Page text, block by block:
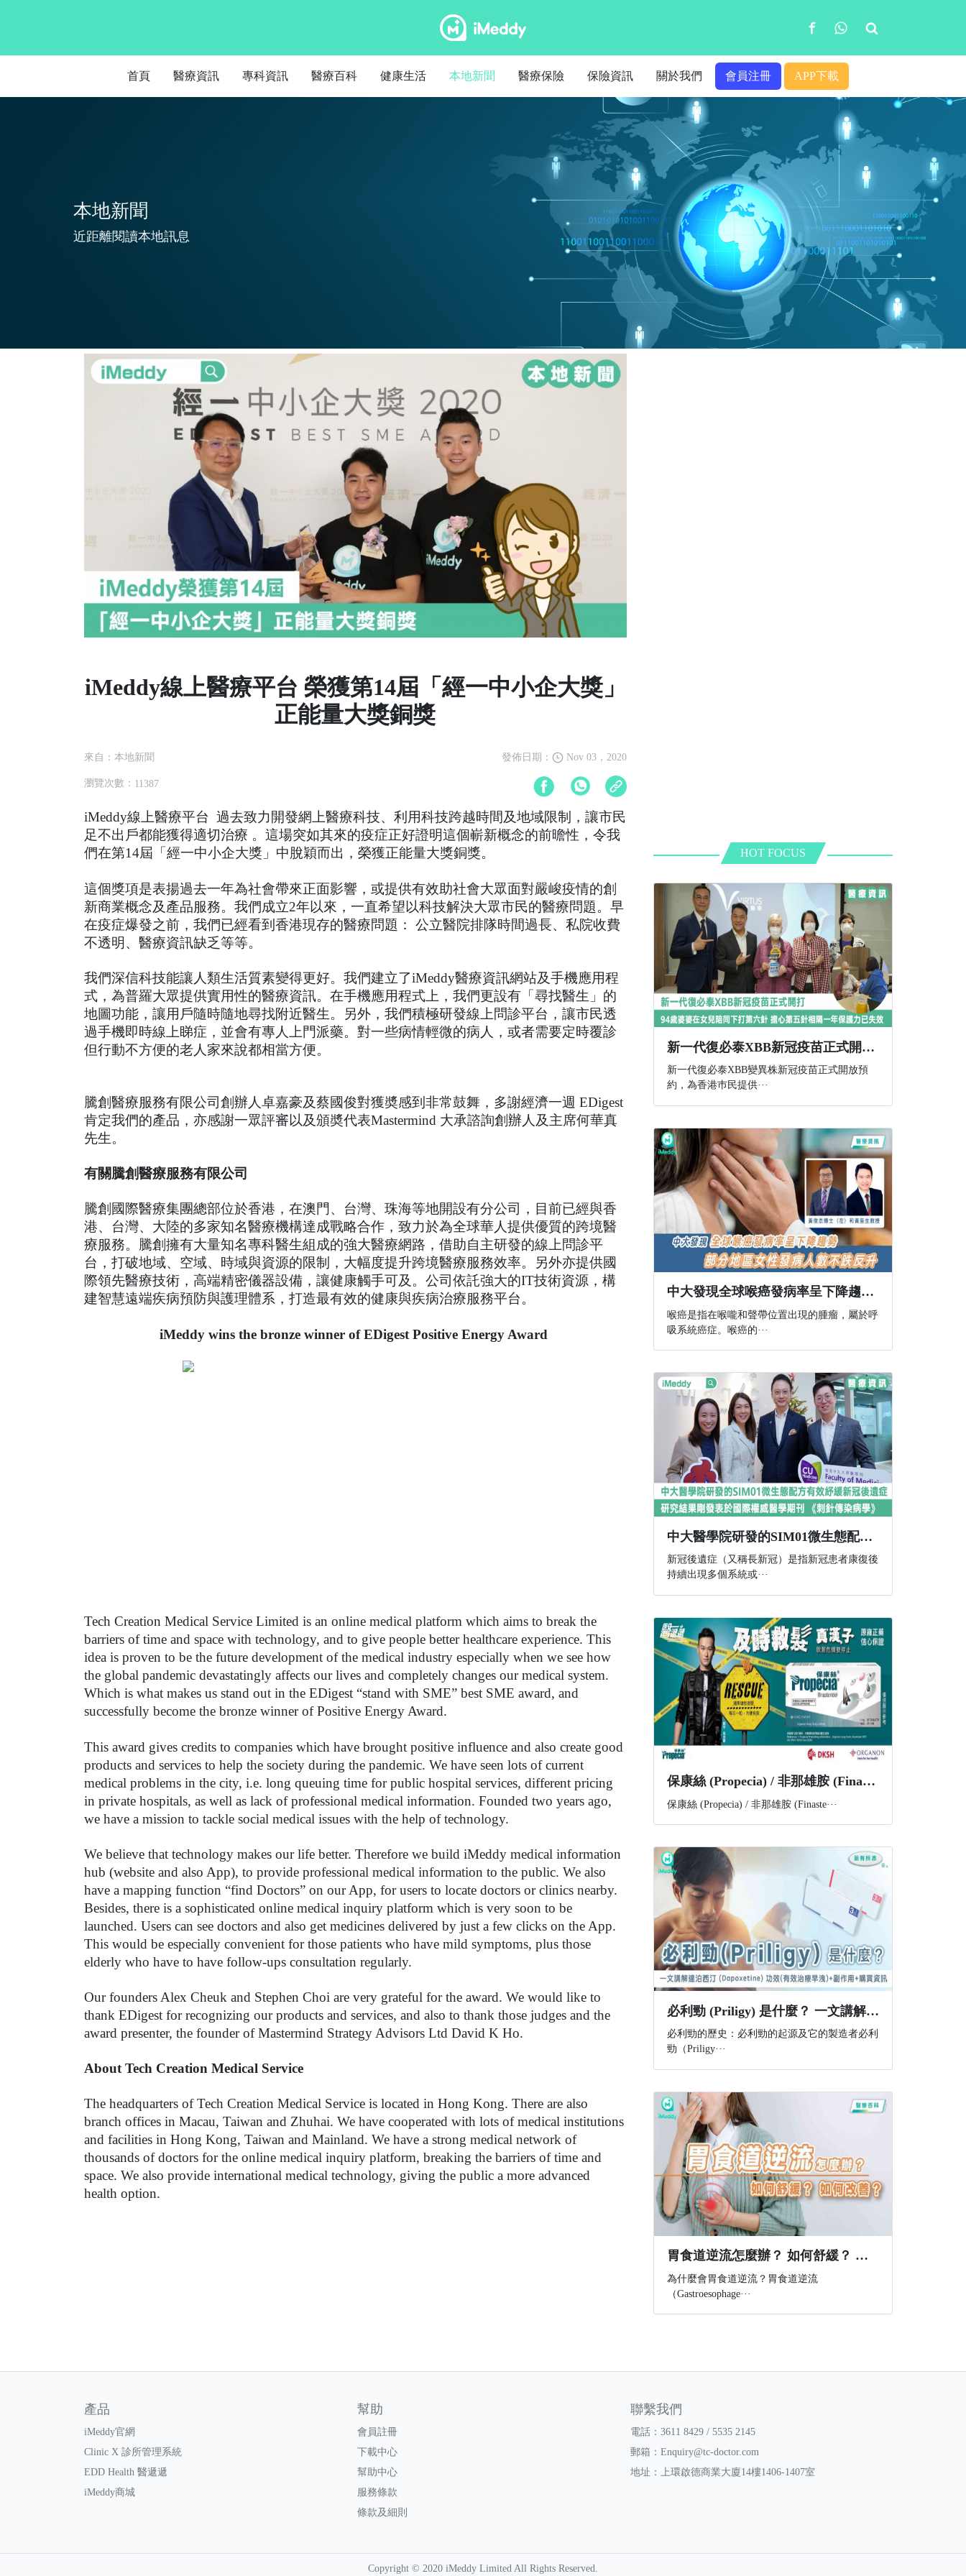
首頁 醫療資訊 專科資訊 醫療百科 健康生活 本地新聞 醫療保險 保險資訊 關於我們 會員注冊 APP下載
本地新聞
近距離閱讀本地訊息
iMeddy線上醫療平台 榮獲第14屆「經一中小企大獎」
正能量大獎銅獎
來自：本地新聞 發佈日期： Nov 03，2020
瀏覽次數： 11387
iMeddy線上醫療平台  過去致力開發網上醫療科技、利用科技跨越時間及地域限制，讓市民
足不出戶都能獲得適切治療 。這場突如其來的疫症正好證明這個嶄新概念的前曕性，令我
們在第14屆「經一中小企大獎」中脫穎而出，榮獲正能量大獎銅獎。
這個獎項是表揚過去一年為社會帶來正面影響，或提供有效助社會大眾面對嚴峻疫情的創
新商業概念及產品服務。我們成立2年以來，一直希望以科技解決大眾市民的醫療問題。早
在疫症爆發之前，我們已經看到香港現存的醫療問題： 公立醫院排隊時間過長、私院收費
不透明、醫療資訊缺乏等等。
我們深信科技能讓人類生活質素變得更好。我們建立了iMeddy醫療資訊網站及手機應用程
式，為普羅大眾提供實用性的醫療資訊。在手機應用程式上，我們更設有「尋找醫生」的
地圖功能，讓用戶隨時隨地尋找附近醫生。另外，我們積極研發線上問診平台，讓市民透
過手機即時線上睇症，並會有專人上門派藥。對一些病情輕微的病人，或者需要定時覆診
但行動不方便的老人家來說都相當方便。
騰創醫療服務有限公司創辦人卓嘉豪及蔡國俊對獲奬感到非常鼓舞，多謝經濟一週 EDigest
肯定我們的產品，亦感謝一眾評審以及頒奬代表Mastermind 大承諮詢創辦人及主席何華真
先生。
有關騰創醫療服務有限公司
騰創國際醫療集團總部位於香港，在澳門、台灣、珠海等地開設有分公司，目前已經與香
港、台灣、大陸的多家知名醫療機構達成戰略合作，致力於為全球華人提供優質的跨境醫
療服務。騰創擁有大量知名專科醫生組成的強大醫療網路，借助自主研發的線上問診平
台，打破地域、空域、時域與資源的限制，大幅度提升跨境醫療服務效率。另外亦提供國
際領先醫療技術，高端精密儀器設備，讓健康觸手可及。公司依託強大的IT技術資源，構
建智慧遠端疾病預防與護理體系，打造最有效的健康與疾病治療服務平台。
iMeddy wins the bronze winner of EDigest Positive Energy Award
Tech Creation Medical Service Limited is an online medical platform which aims to break the
barriers of time and space with technology, and to give people better healthcare experience. This
idea is proven to be the future development of the medical industry especially when we see how
the global pandemic devastatingly affects our lives and completely changes our medical system.
Which is what makes us stand out in the EDigest “stand with SME” best SME award, and
successfully become the bronze winner of Positive Energy Award.
This award gives credits to companies which have brought positive influence and also create good
products and services to help the society during the pandemic. We have seen lots of current
medical problems in the city, i.e. long queuing time for public hospital services, different pricing
in private hospitals, as well as lack of professional medical information. Founded two years ago,
we have a mission to tackle social medical issues with the help of technology.
We believe that technology makes our life better. Therefore we build iMeddy medical information
hub (website and also App), to provide professional medical information to the public. We also
have a mapping function “find Doctors” on our App, for users to locate doctors or clinics nearby.
Besides, there is a sophisticated online medical inquiry platform which is very soon to be
launched. Users can see doctors and also get medicines delivered by just a few clicks on the App.
This would be especially convenient for those patients who have mild symptoms, plus those
elderly who have to have follow-ups consultation regularly.
Our founders Alex Cheuk and Stephen Choi are very grateful for the award. We would like to
thank EDigest for recognizing our products and services, and also to thank those judges and the
award presenter, the founder of Mastermind Strategy Advisors Ltd David K Ho.
About Tech Creation Medical Service
The headquarters of Tech Creation Medical Service is located in Hong Kong. There are also
branch offices in Macau, Taiwan and Zhuhai. We have cooperated with lots of medical institutions
and facilities in Hong Kong, Taiwan and Mainland. We have a strong medical network of
thousands of doctors for the online medical inquiry platform, breaking the barriers of time and
space. We also provide international medical technology, giving the public a more advanced
health option.
HOT FOCUS
新一代復必泰XBB新冠疫苗正式開打 94歲婆婆在女兒陪同下打第六針 擔心第五針相隔一年保護力已失效
新一代復必泰XBB變異株新冠疫苗正式開放預
約，為香港巿民提供···
中大發現全球喉癌發病率呈下降趨勢 部分地區女性發病人數不跌反升
喉癌是指在喉嚨和聲帶位置出現的腫瘤，屬於呼
吸系統癌症。喉癌的···
中大醫學院研發的SIM01微生態配方有效紓緩新冠後遺症 研究結果剛發表於國際權威醫學期刊 《刺針傳染病學》
新冠後遺症（又稱長新冠）是指新冠患者康復後
持續出現多個系統或···
​保康絲 (Propecia) / 非那雄胺 (Finasteride) 是什麼？功效、副作用與購買資訊一文講解
保康絲 (Propecia) / 非那雄胺 (Finaste···
必利勁 (Priligy) 是什麼？ 一文講解達泊西汀 (Dapoxetine) 功效(有效治療早洩)+副作用+購買資訊
必利勁的歷史：必利勁的起源及它的製造者必利
勁（Priligy···
胃食道逆流怎麼辦？ 如何舒緩？ 如何改善？
為什麼會胃食道逆流？胃食道逆流
（Gastroesophage···
產品
iMeddy官網
Clinic X 診所管理系統
EDD Health 醫遞遞
iMeddy商城
幫助
會員註冊
下載中心
幫助中心
服務條款
條款及細則
聯繫我們
電話：3611 8429 / 5535 2145
郵箱： Enquiry@tc-doctor.com
地址：上環啟德商業大廈14樓1406-1407室
Copyright © 2020 iMeddy Limited All Rights Reserved.